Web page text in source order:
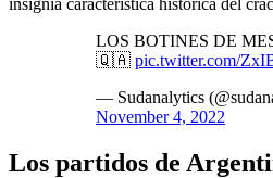
LOS BOTINES DE
🇶🇦 pic.twitter.com/
— Sudanalytics
November 4, 2022
Los partidos de